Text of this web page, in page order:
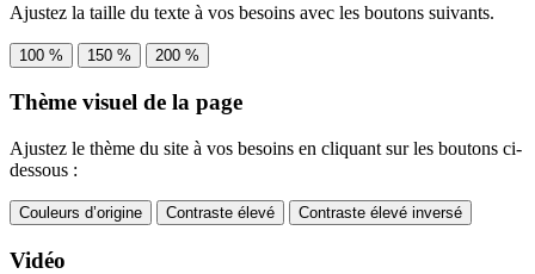
Ajustez la taille du texte à vos besoins avec les boutons suivants.
100 % 150 % 200 %
Thème visuel de la page
Ajustez le thème du site à vos besoins en cliquant sur les boutons ci-
dessous :
Couleurs d’origine Contraste élevé Contraste élevé inversé
Vidéo